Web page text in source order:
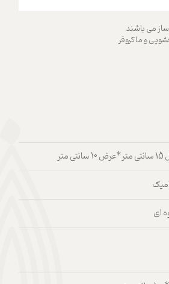
می باشند
و ماکروفر
متر
ای